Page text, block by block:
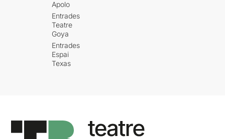
Apolo
Entrades
Teatre
Goya
Entrades
Espai
Texas